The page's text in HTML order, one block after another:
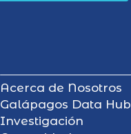
Acerca de Nosotros
Galápagos Data Hub
Investigación